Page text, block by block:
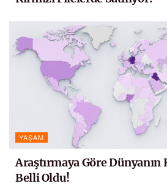
YAŞAM
Araştırmaya Göre
Belli Oldu!